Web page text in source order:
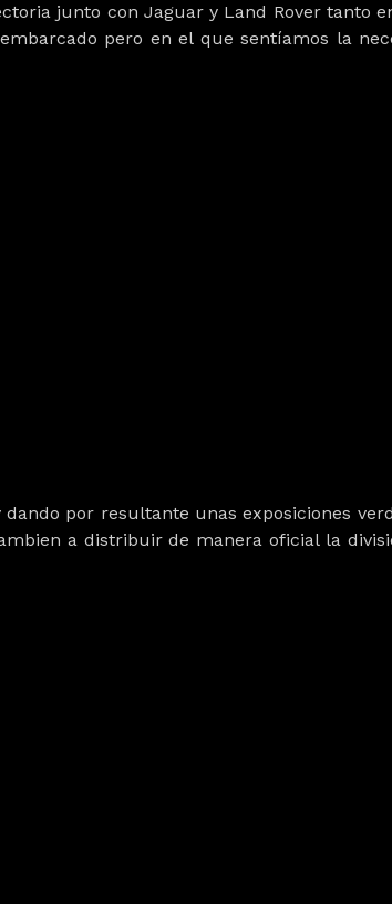
junto con Jaguar y Land Rover tanto
pero en el que sentíamos la
por resultante unas exposiciones
a distribuir de manera oficial la